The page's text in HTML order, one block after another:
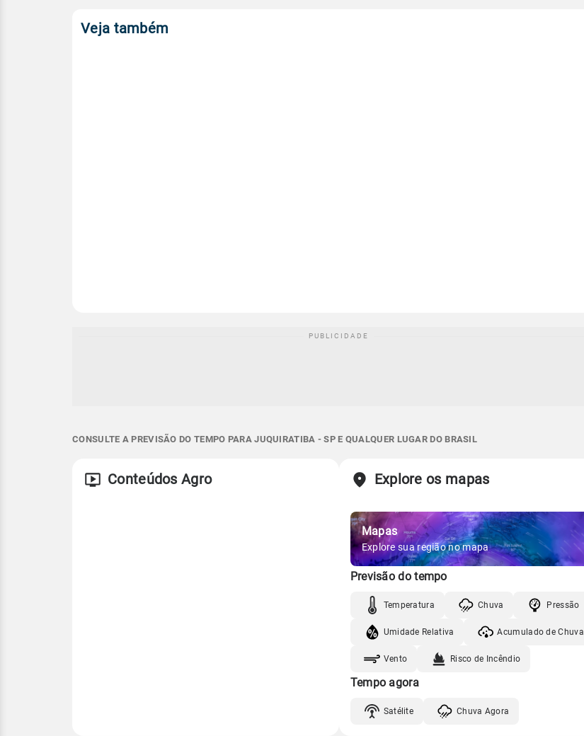
Veja também
CONSULTE A PREVISÃO DO TEMPO PARA JUQUIRATIBA - SP E QUALQUER LUGAR DO BRASIL
Conteúdos Agro Explore os mapas
Mapas
Explore sua região no mapa
Previsão do tempo
Temperatura Chuva Pressão
Umidade Relativa Acumulado de Chuva
Vento Risco de Incêndio
Tempo agora
Satélite Chuva Agora